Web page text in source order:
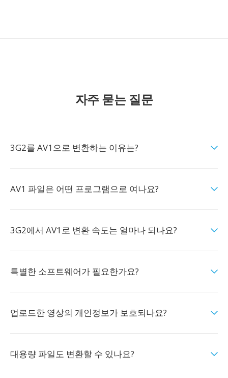
자주 묻는 질문
3G2를 AV1으로 변환하는 이유는?
AV1 파일은 어떤 프로그램으로 여나요?
3G2에서 AV1로 변환 속도는 얼마나 되나요?
특별한 소프트웨어가 필요한가요?
업로드한 영상의 개인정보가 보호되나요?
대용량 파일도 변환할 수 있나요?